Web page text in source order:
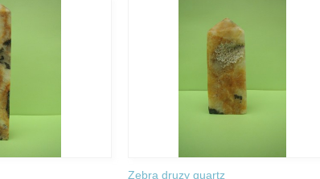
Zebra druzy quartz